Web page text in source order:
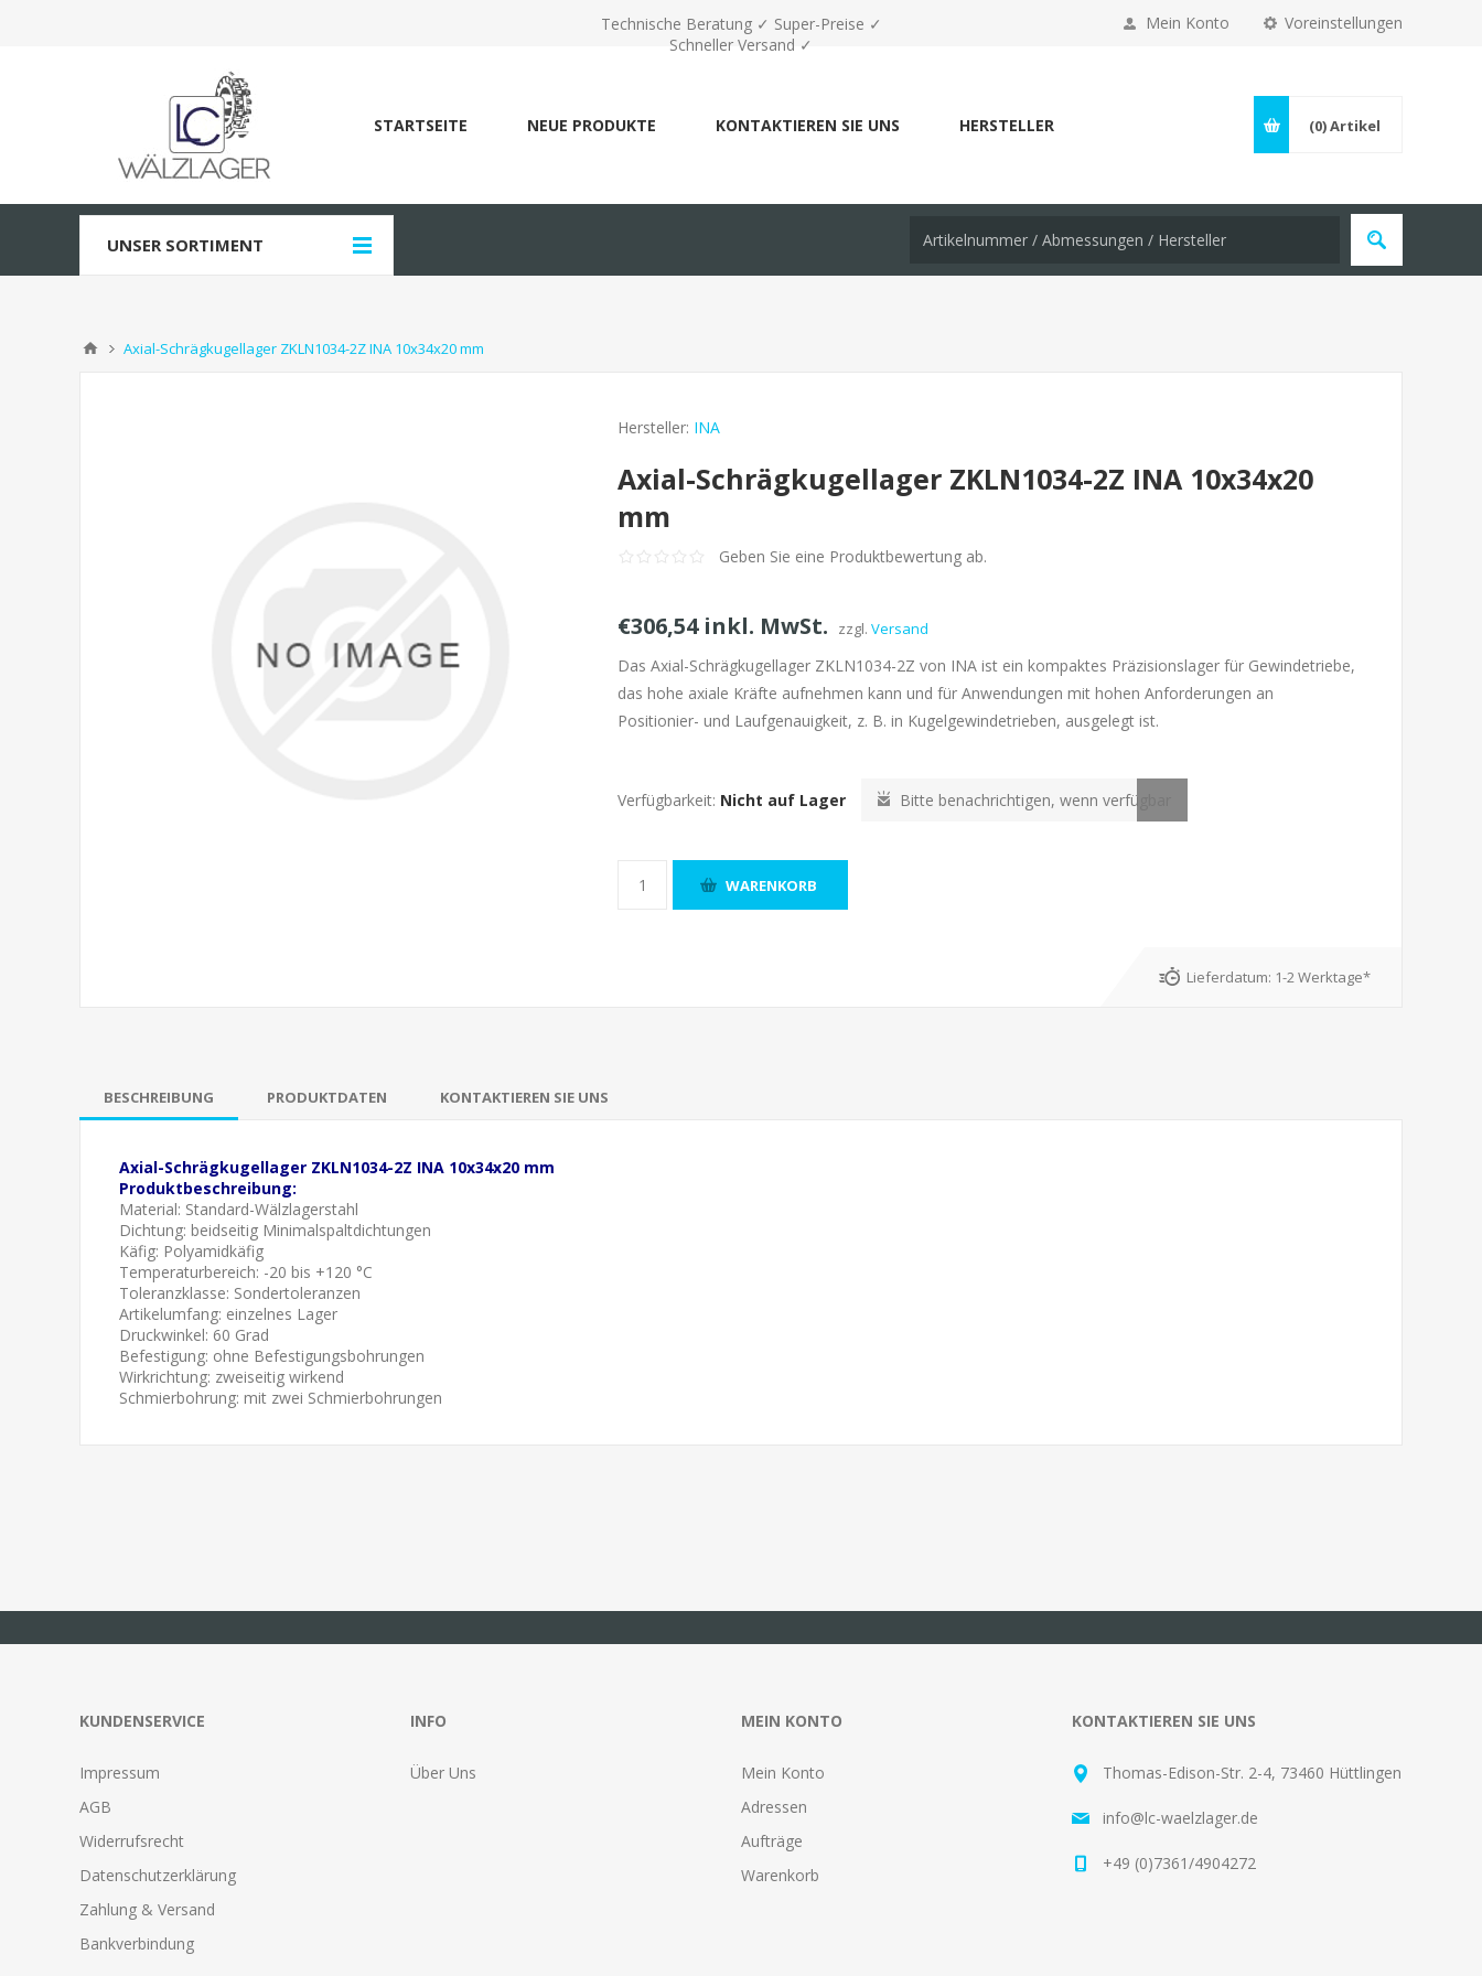
Technische Beratung ✓ Super-Preise ✓
Schneller Versand ✓
Voreinstellungen
Mein Konto
STARTSEITE NEUE PRODUKTE KONTAKTIEREN SIE UNS HERSTELLER (0)Artikel
UNSER SORTIMENT
Axial-Schrägkugellager ZKLN1034-2Z INA 10x34x20 mm
Hersteller: INA
Axial-Schrägkugellager ZKLN1034-2Z INA 10x34x20
mm
Geben Sie eine Produktbewertung ab.
€306,54 inkl. MwSt. zzgl.Versand
Das Axial-Schrägkugellager ZKLN1034-2Z von INA ist ein kompaktes Präzisionslager für Gewindetriebe,
das hohe axiale Kräfte aufnehmen kann und für Anwendungen mit hohen Anforderungen an
Positionier- und Laufgenauigkeit, z. B. in Kugelgewindetrieben, ausgelegt ist.
Verfügbarkeit: Nicht auf Lager
Lieferdatum: 1-2 Werktage*
BESCHREIBUNG PRODUKTDATEN KONTAKTIEREN SIE UNS
Axial-Schrägkugellager ZKLN1034-2Z INA 10x34x20 mm
Produktbeschreibung:
Material: Standard-Wälzlagerstahl
Dichtung: beidseitig Minimalspaltdichtungen
Käfig: Polyamidkäfig
Temperaturbereich: -20 bis +120 °C
Toleranzklasse: Sondertoleranzen
Artikelumfang: einzelnes Lager
Druckwinkel: 60 Grad
Befestigung: ohne Befestigungsbohrungen
Wirkrichtung: zweiseitig wirkend
Schmierbohrung: mit zwei Schmierbohrungen
KUNDENSERVICE
Impressum
AGB
Widerrufsrecht
Datenschutzerklärung
Zahlung & Versand
Bankverbindung
INFO
Über Uns
MEIN KONTO
Mein Konto
Adressen
Aufträge
Warenkorb
KONTAKTIEREN SIE UNS
Thomas-Edison-Str. 2-4, 73460 Hüttlingen
info@lc-waelzlager.de
+49 (0)7361/4904272